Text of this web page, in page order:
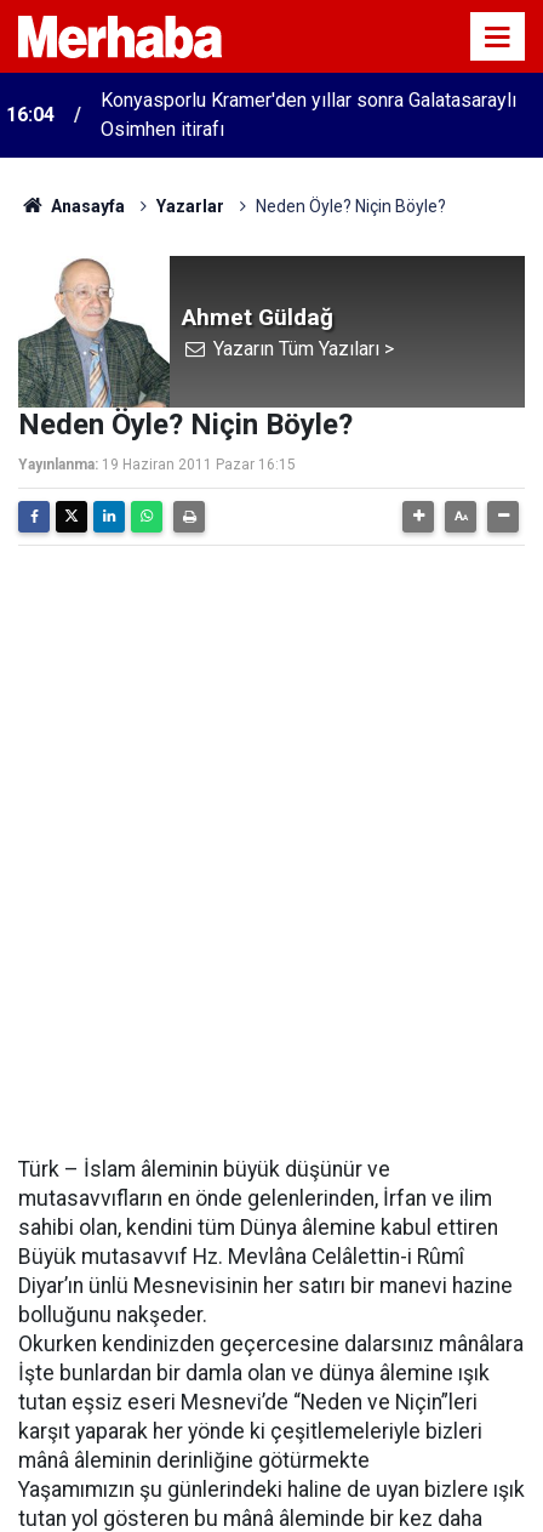
16:04
Konyasporlu Kramer'den yıllar sonra Galatasaraylı
Osimhen itirafı
Anasayfa Yazarlar Neden Öyle? Niçin Böyle?
Ahmet Güldağ
Yazarın Tüm Yazıları >
Neden Öyle? Niçin Böyle?
Yayınlanma: 19 Haziran 2011 Pazar 16:15
Türk – İslam âleminin büyük düşünür ve
mutasavvıfların en önde gelenlerinden, İrfan ve ilim
sahibi olan, kendini tüm Dünya âlemine kabul ettiren
Büyük mutasavvıf Hz. Mevlâna Celâlettin-i Rûmî
Diyar’ın ünlü Mesnevisinin her satırı bir manevi hazine
bolluğunu nakşeder.
Okurken kendinizden geçercesine dalarsınız mânâlara
İşte bunlardan bir damla olan ve dünya âlemine ışık
tutan eşsiz eseri Mesnevi’de “Neden ve Niçin”leri
karşıt yaparak her yönde ki çeşitlemeleriyle bizleri
mânâ âleminin derinliğine götürmekte
Yaşamımızın şu günlerindeki haline de uyan bizlere ışık
tutan yol gösteren bu mânâ âleminde bir kez daha